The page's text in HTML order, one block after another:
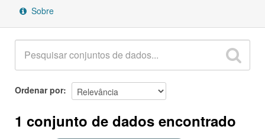
Sobre
Ordenar por
1 conjunto de dados encontrado